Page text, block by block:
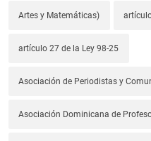
Artes y Matemáticas)
artículo 27 de la Ley 98-25
Asociación de Periodistas y
Asociación Dominicana de